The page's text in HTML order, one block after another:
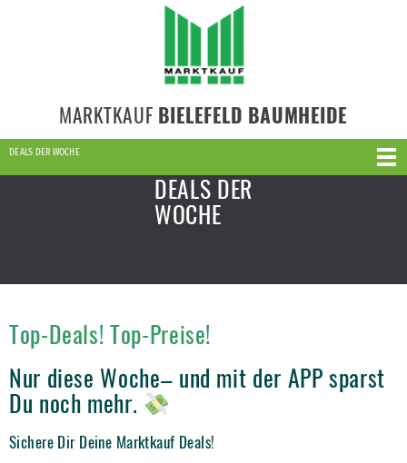
MARKTKAUF BIELEFELD BAUMHEIDE
DEALS DER WOCHE
DEALS DER
WOCHE
Top-Deals! Top-Preise!
Nur diese Woche– und mit der APP sparst
Du noch mehr.
Sichere Dir Deine Marktkauf Deals!